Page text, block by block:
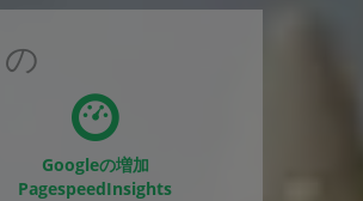
Googleの増加
PagespeedInsights